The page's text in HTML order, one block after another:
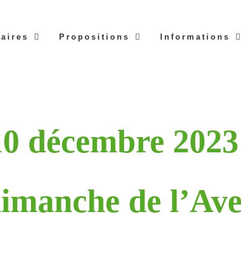
Propositions Informations
décembre 2023
de